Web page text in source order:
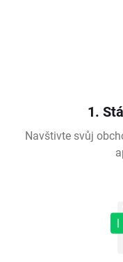
1.
Navštivte svůj